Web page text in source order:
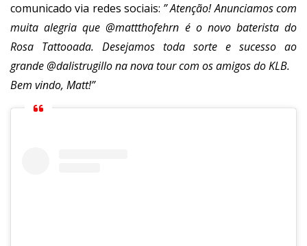
comunicado via redes sociais: ” Atenção! Anunciamos com
muita alegria que@mattthofehrn é o novo baterista do
Rosa Tattooada. Desejamos toda sorte e sucesso ao
grande@dalistrugillona nova tour com os amigos do KLB.
Bem vindo, Matt!”